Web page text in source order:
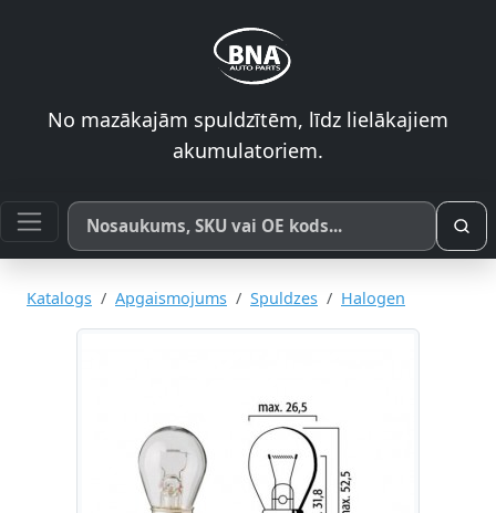
No mazākajām spuldzītēm, līdz lielākajiem
akumulatoriem.
Meklēt pēc produkta nosaukuma, SKU vai OE koda
Katalogs Apgaismojums Spuldzes Halogen